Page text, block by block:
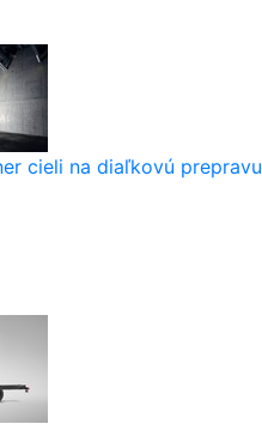
cieli na diaľkovú prepravu